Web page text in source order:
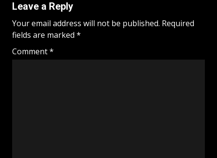
Leave a Reply
Your email address will not be published. Required
fields are marked *
Comment*